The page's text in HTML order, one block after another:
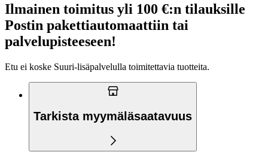
Ilmainen toimitus yli 100 €:n tilauksille
Postin pakettiautomaattiin tai
palvelupisteeseen!
Etu ei koske Suuri‑lisäpalvelulla toimitettavia tuotteita.
Tarkista myymäläsaatavuus